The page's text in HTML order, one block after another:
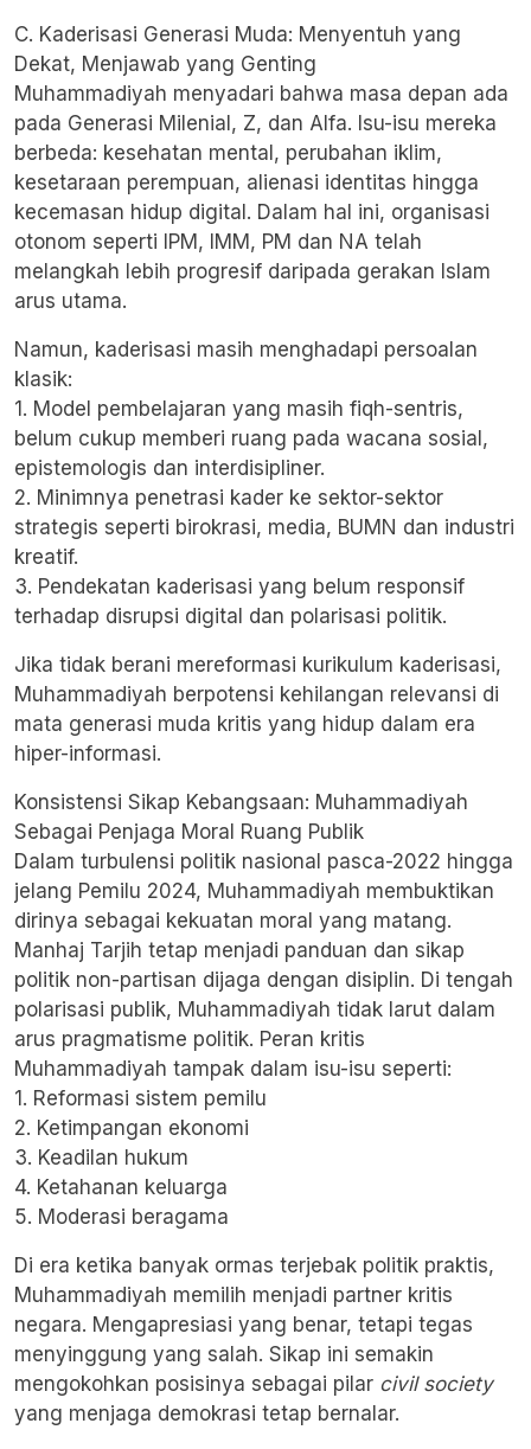
C. Kaderisasi Generasi Muda: Menyentuh yang
Dekat, Menjawab yang Genting
Muhammadiyah menyadari bahwa masa depan ada
pada Generasi Milenial, Z, dan Alfa. Isu-isu mereka
berbeda: kesehatan mental, perubahan iklim,
kesetaraan perempuan, alienasi identitas hingga
kecemasan hidup digital. Dalam hal ini, organisasi
otonom seperti IPM, IMM, PM dan NA telah
melangkah lebih progresif daripada gerakan Islam
arus utama.
Namun, kaderisasi masih menghadapi persoalan
klasik:
1. Model pembelajaran yang masih fiqh-sentris,
belum cukup memberi ruang pada wacana sosial,
epistemologis dan interdisipliner.
2. Minimnya penetrasi kader ke sektor-sektor
strategis seperti birokrasi, media, BUMN dan industri
kreatif.
3. Pendekatan kaderisasi yang belum responsif
terhadap disrupsi digital dan polarisasi politik.
Jika tidak berani mereformasi kurikulum kaderisasi,
Muhammadiyah berpotensi kehilangan relevansi di
mata generasi muda kritis yang hidup dalam era
hiper-informasi.
Konsistensi Sikap Kebangsaan: Muhammadiyah
Sebagai Penjaga Moral Ruang Publik
Dalam turbulensi politik nasional pasca-2022 hingga
jelang Pemilu 2024, Muhammadiyah membuktikan
dirinya sebagai kekuatan moral yang matang.
Manhaj Tarjih tetap menjadi panduan dan sikap
politik non-partisan dijaga dengan disiplin. Di tengah
polarisasi publik, Muhammadiyah tidak larut dalam
arus pragmatisme politik. Peran kritis
Muhammadiyah tampak dalam isu-isu seperti:
1. Reformasi sistem pemilu
2. Ketimpangan ekonomi
3. Keadilan hukum
4. Ketahanan keluarga
5. Moderasi beragama
Di era ketika banyak ormas terjebak politik praktis,
Muhammadiyah memilih menjadi partner kritis
negara. Mengapresiasi yang benar, tetapi tegas
menyinggung yang salah. Sikap ini semakin
mengokohkan posisinya sebagai pilar civil society
yang menjaga demokrasi tetap bernalar.